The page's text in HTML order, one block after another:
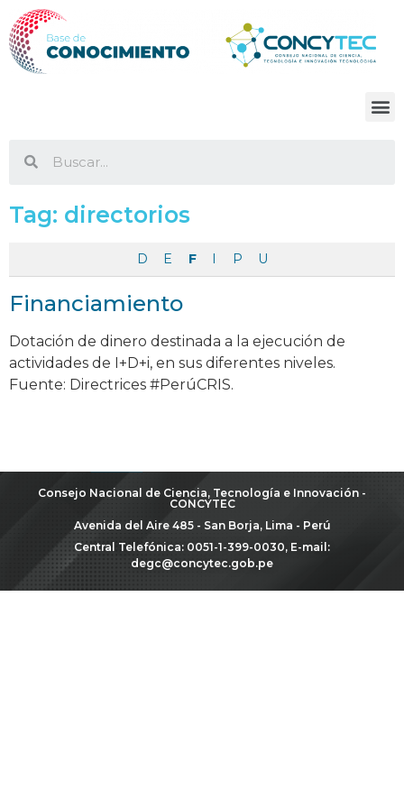
Tag: directorios
D E F I P U
Financiamiento
Dotación de dinero destinada a la ejecución de
actividades de I+D+i, en sus diferentes niveles.
Fuente: Directrices #PerúCRIS.
Consejo Nacional de Ciencia, Tecnología e Innovación -
CONCYTEC
Avenida del Aire 485 - San Borja, Lima - Perú
Central Telefónica: 0051-1-399-0030, E-mail:
degc@concytec.gob.pe